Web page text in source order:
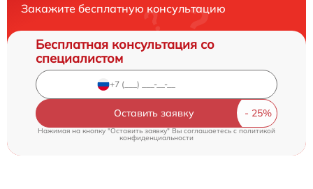
Закажите бесплатную консультацию
Бесплатная консультация со
специалистом
Оставить заявку
Нажимая на кнопку "Оставить заявку" Вы соглашаетесь cполитикой
конфиденциальности